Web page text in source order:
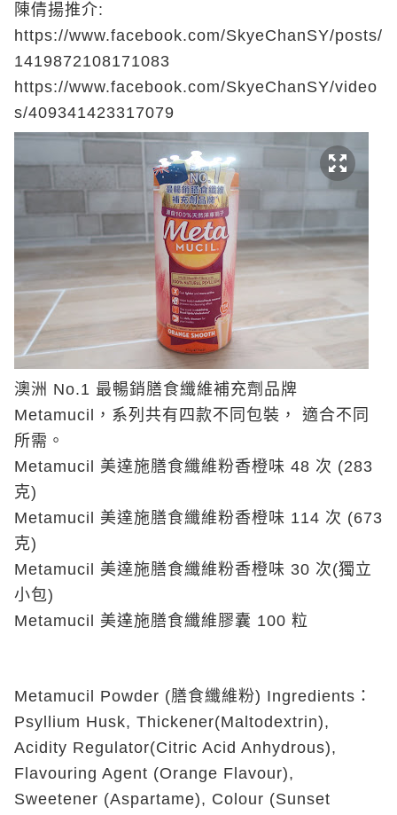
陳倩揚推介:
https://www.facebook.com/SkyeChanSY/posts/
1419872108171083
https://www.facebook.com/SkyeChanSY/video
s/409341423317079
澳洲 No.1 最暢銷膳食纖維補充劑品牌
Metamucil， 系列共有四款不同包裝， 適合不同
所需。
Metamucil 美達施膳食纖維粉香橙味 48 次 (283
克)
Metamucil 美達施膳食纖維粉香橙味 114 次 (673
克)
Metamucil 美達施膳食纖維粉香橙味 30 次(獨立
小包)
Metamucil 美達施膳食纖維膠囊 100 粒
Metamucil Powder (膳食纖維粉) Ingredients：
Psyllium Husk, Thickener(Maltodextrin),
Acidity Regulator(Citric Acid Anhydrous),
Flavouring Agent (Orange Flavour),
Sweetener (Aspartame), Colour (Sunset